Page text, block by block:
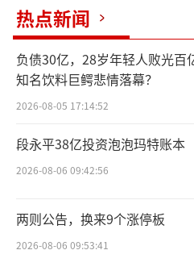
回来，专攻材料方向，
科研项目契合，因此两
场就开始畅聊未来的科研
事实上，诸如此类
而这都要源于一场会
技大会”。据悉，大
题，围绕医疗领域前沿
展开，共吸引近800位
+科技影响力人物、70+
热点新闻
负债30亿，28岁年轻人败光百
知名饮料巨鳄悲情落幕？
2026-08-05 17:14:52
段永平38亿投资泡泡玛特账本
2026-08-06 09:42:56
两则公告，换来9个涨停板
2026-08-06 09:53:41